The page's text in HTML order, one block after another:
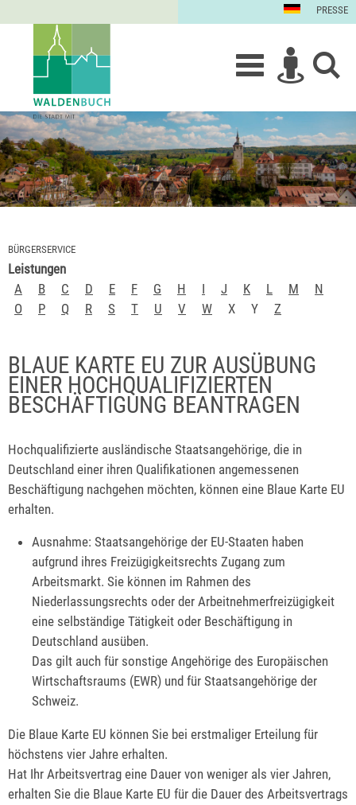
PRESSE
BÜRGERSERVICE
Leistungen
A
B C D E F G H I J K L M
N
O
P Q R S T U V W X Y Z
BLAUE KARTE EU ZUR AUSÜBUNG
EINER HOCHQUALIFIZIERTEN
BESCHÄFTIGUNG BEANTRAGEN
Hochqualifizierte ausländische Staatsangehörige, die in
Deutschland einer ihren Qualifikationen angemessenen
Beschäftigung nachgehen möchten, können eine Blaue Karte EU
erhalten.
Ausnahme: Staatsangehörige der EU-Staaten haben
aufgrund ihres Freizügigkeitsrechts Zugang zum
Arbeitsmarkt. Sie können im Rahmen des
Niederlassungsrechts oder der Arbeitnehmerfreizügigkeit
eine selbständige Tätigkeit oder Beschäftigung in
Deutschland ausüben.
Das gilt auch für sonstige Angehörige des Europäischen
Wirtschaftsraums (EWR) und für Staatsangehörige der
Schweiz.
Die Blaue Karte EU können Sie bei erstmaliger Erteilung für
höchstens vier Jahre erhalten.
Hat Ihr Arbeitsvertrag eine Dauer von weniger als vier Jahren,
erhalten Sie die Blaue Karte EU für die Dauer des Arbeitsvertrags